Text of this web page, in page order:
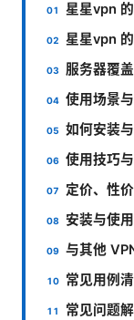
星星vpn
星星vpn
服务器覆
使用场景
如何安装
使用技巧
定价、性
安装与使
与其他
常见用例
常见问题解